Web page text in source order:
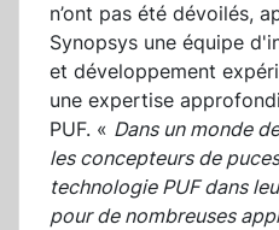
n’ont pas été dévoilés,
Synopsys une équipe
et développement
une expertise
PUF. « Dans un monde
les concepteurs de
technologie PUF dans
pour de nombreuses